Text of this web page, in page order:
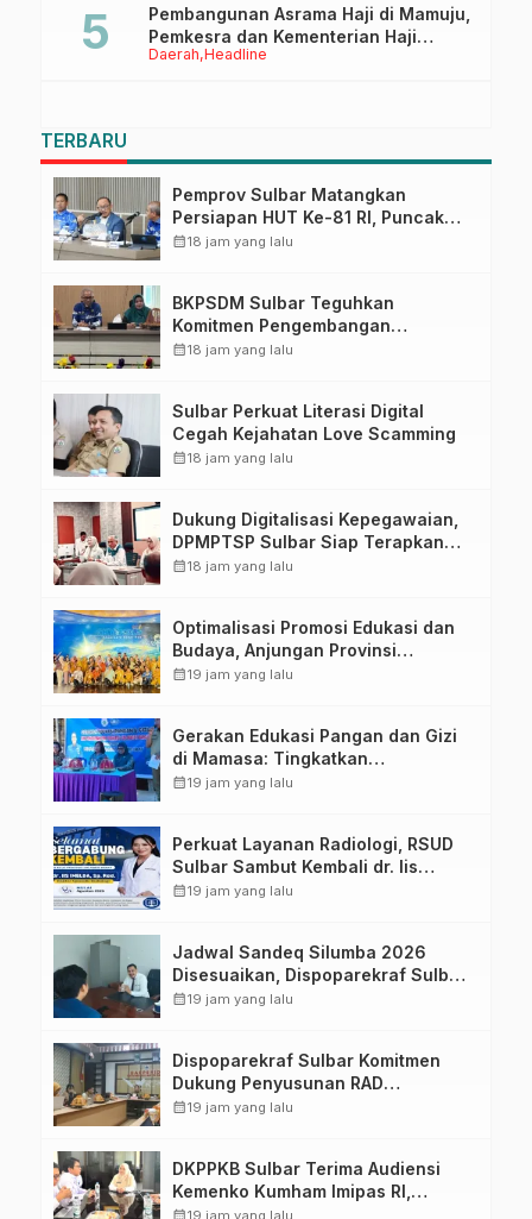
Daerah Headline
Pembangunan Asrama Haji di Mamuju,
Pemkesra dan Kementerian Haji
Sulbar Tinjau Lokasi
TERBARU
Pemprov Sulbar Matangkan
Persiapan HUT Ke-81 RI, Puncak
Upacara di Lapangan Ahmad
calendar_month18 jam yang lalu
BKPSDM Sulbar Teguhkan
Komitmen Pengembangan
Kompetensi ASN melalui
calendar_month18 jam yang lalu
Sulbar Perkuat Literasi Digital
Cegah Kejahatan Love Scamming
calendar_month18 jam yang lalu
Dukung Digitalisasi Kepegawaian,
DPMPTSP Sulbar Siap Terapkan
Aplikasi FLEKSI ASN
calendar_month18 jam yang lalu
Optimalisasi Promosi Edukasi dan
Budaya, Anjungan Provinsi
Sulawesi Barat Perkuat Kolaborasi
calendar_month19 jam yang lalu
Gerakan Edukasi Pangan dan Gizi
di Mamasa: Tingkatkan
Pengetahuan dan Keterampilan
calendar_month19 jam yang lalu
Perkuat Layanan Radiologi, RSUD
Sulbar Sambut Kembali dr. Iis
Imelda, Sp.Rad
calendar_month19 jam yang lalu
Jadwal Sandeq Silumba 2026
Disesuaikan, Dispoparekraf Sulbar
Pastikan Persiapan Tetap
calendar_month19 jam yang lalu
Dispoparekraf Sulbar Komitmen
Dukung Penyusunan RAD
TPB/SDGs Sulawesi Barat
calendar_month19 jam yang lalu
DKPPKB Sulbar Terima Audiensi
Kemenko Kumham Imipas RI,
Perkuat Pelayanan Kesehatan bagi
calendar_month19 jam yang lalu